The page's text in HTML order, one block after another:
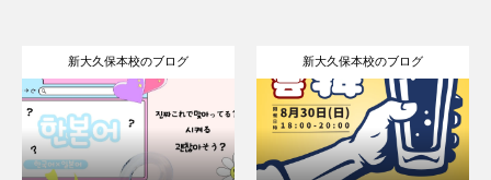
新大久保本校のブログ 新大久保本校のブログ